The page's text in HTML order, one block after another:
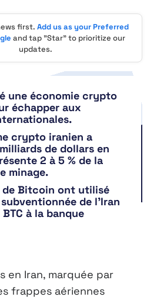
first. Add us as your Preferred
and tap "Star" to prioritize our
updates.
une économie crypto
échapper aux
crypto iranien a
de dollars en
2 à 5 % de la
minage.
de Bitcoin ont utilisé
de l’Iran
à la banque
en Iran, marquée par
frappes aériennes